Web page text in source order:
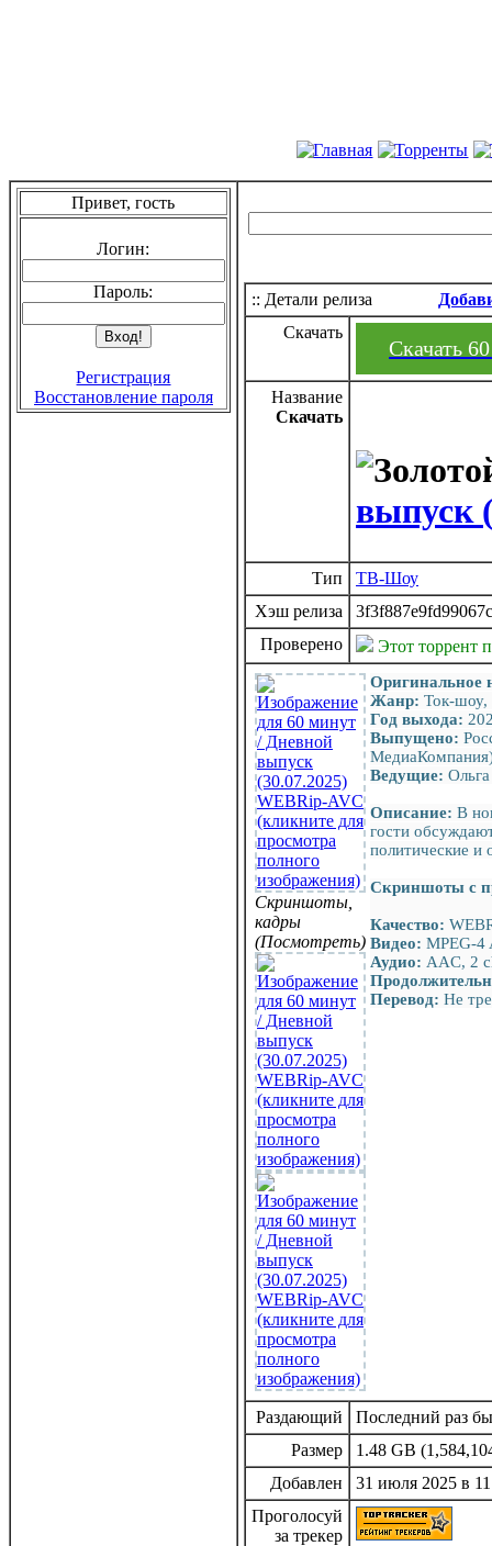
Привет, гость
Логин:
Пароль:
Регистрация
Восстановление пароля
:: Детали релиза
Скачать
Скачать
Название
Скачать
выпуск
Тип
ТВ-Шоу
Хэш релиза
Проверено
Этот торрент
Скриншоты,
кадры
(Посмотреть)
Оригинальное
Жанр: Ток-шоу,
Год выхода:
Выпущено:
Ведущие:
Описание: В
гости
политические и
Скриншоты с
Качество:
Видео: MPEG-4
Аудио: AAC, 2
Перевод: Не
Раздающий
Последний раз
Размер
1.48 GB
Добавлен
31 июля 2025 в
Проголосуй
за трекер